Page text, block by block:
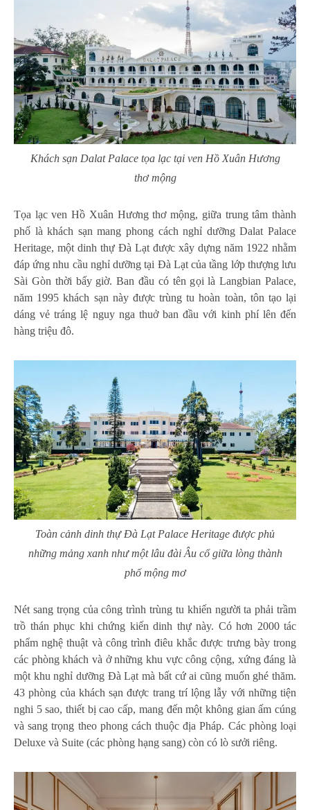
Khách sạn Dalat Palace tọa lạc tại ven Hồ Xuân Hương
thơ mộng
Tọa lạc ven Hồ Xuân Hương thơ mộng, giữa trung tâm thành
phố là khách sạn mang phong cách nghỉ dưỡng Dalat Palace
Heritage, một dinh thự Đà Lạt được xây dựng năm 1922 nhằm
đáp ứng nhu cầu nghỉ dưỡng tại Đà Lạt của tầng lớp thượng lưu
Sài Gòn thời bấy giờ. Ban đầu có tên gọi là Langbian Palace,
năm 1995 khách sạn này được trùng tu hoàn toàn, tôn tạo lại
dáng vẻ tráng lệ nguy nga thuở ban đầu với kinh phí lên đến
hàng triệu đô.
Toàn cảnh dinh thự Đà Lạt Palace Heritage được phủ
những mảng xanh như một lâu đài Âu cổ giữa lòng thành
phố mộng mơ
Nét sang trọng của công trình trùng tu khiến người ta phải trầm
trồ thán phục khi chứng kiến dinh thự này. Có hơn 2000 tác
phẩm nghệ thuật và công trình điêu khắc được trưng bày trong
các phòng khách và ở những khu vực công cộng, xứng đáng là
một khu nghỉ dưỡng Đà Lạt mà bất cứ ai cũng muốn ghé thăm.
43 phòng của khách sạn được trang trí lộng lẫy với những tiện
nghi 5 sao, thiết bị cao cấp, mang đến một không gian ấm cúng
và sang trọng theo phong cách thuộc địa Pháp. Các phòng loại
Deluxe và Suite (các phòng hạng sang) còn có lò sưởi riêng.